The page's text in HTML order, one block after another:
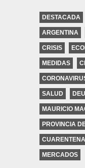
DESTACADA
ARGENTINA
CRISIS
MEDIDAS
SALUD
MAURICIO
PROVINCIA
CUARENTENA
MERCADOS